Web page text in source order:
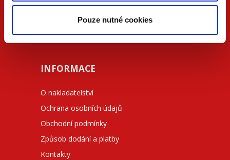
Pouze nutné cookies
facebook.com/beck.cz
INFORMACE
O nakladatelství
Ochrana osobních údajů
Obchodní podmínky
Způsob dodání a platby
Kontakty